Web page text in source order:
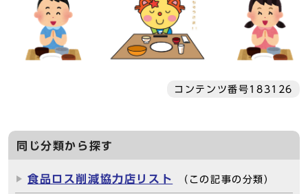
コンテンツ番号183126
同じ分類から探す
食品ロス削減協力店リスト （この記事の分類）